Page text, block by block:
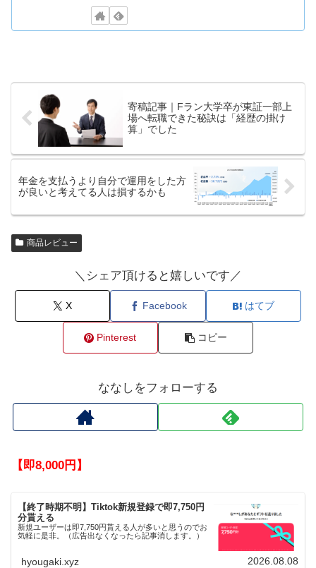
寄稿記事｜Fラン大学卒が東証一部上
場へ転職できた秘訣は「経歴の掛け
算」でした
年金を支払うより自分で運用をした方
が良いと考えてる人は損するかも
商品レビュー
＼シェア頂けると嬉しいです／
X Facebook はてブ
Pinterest コピー
ななしをフォローする
【即8,000円】
【終了時期不明】Tiktok新規登録で即7,750円
分貰える
新規ユーザーは即7,750円貰える人が多いと思うのでお
気軽に是非。（広告出なくなったら記事消します。）
hyougaki.xyz 2026.08.08